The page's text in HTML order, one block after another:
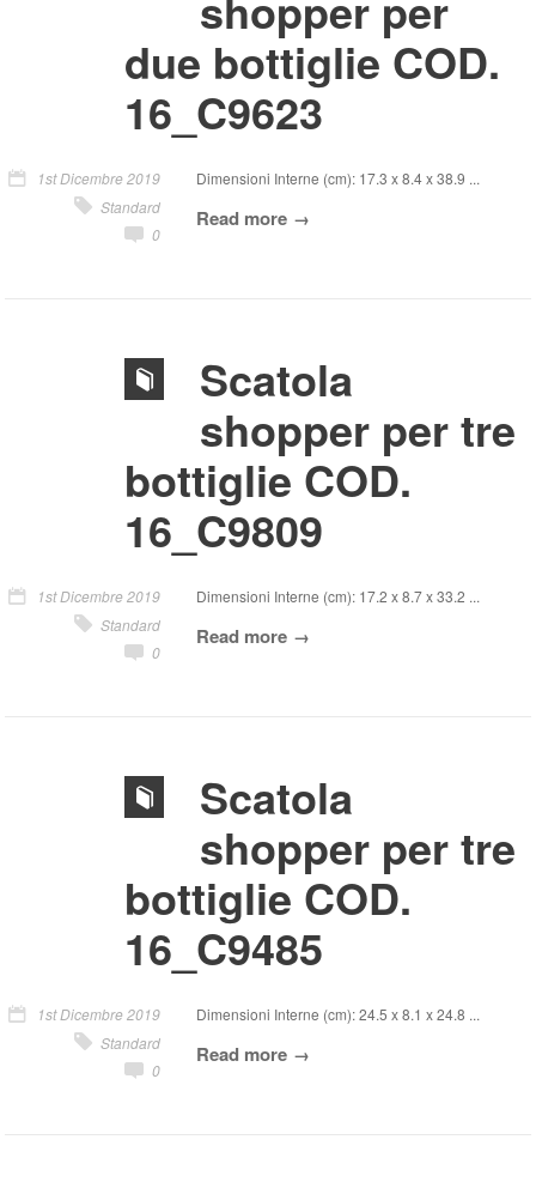
due bottiglie COD.
16_C9623
1st Dicembre 2019
Standard
0
Dimensioni Interne (cm): 17.3 x 8.4 x 38.9 ...
Read more
Scatola
shopper per tre
bottiglie COD.
16_C9809
1st Dicembre 2019
Standard
0
Dimensioni Interne (cm): 17.2 x 8.7 x 33.2 ...
Read more
Scatola
shopper per tre
bottiglie COD.
16_C9485
1st Dicembre 2019
Standard
0
Dimensioni Interne (cm): 24.5 x 8.1 x 24.8 ...
Read more